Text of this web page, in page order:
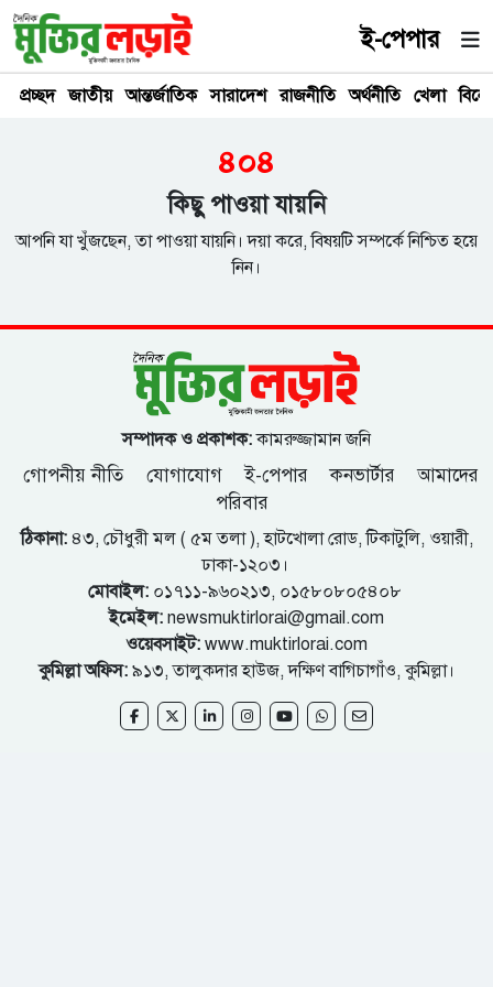
ই-পেপার
প্রচ্ছদ জাতীয় আন্তর্জাতিক সারাদেশ রাজনীতি অর্থনীতি খেলা
৪০৪
কিছু পাওয়া যায়নি
আপনি যা খুঁজছেন, তা পাওয়া যায়নি। দয়া করে, বিষয়টি সম্পর্কে নিশ্চিত হয়ে
নিন।
সম্পাদক ও প্রকাশক:কামরুজ্জামান জনি
গোপনীয় নীতি যোগাযোগ ই-পেপার কনভার্টার
আমাদের
পরিবার
ঠিকানা:৪৩, চৌধুরী মল ( ৫ম তলা ), হাটখোলা রোড, টিকাটুলি, ওয়ারী,
ঢাকা-১২০৩।
মোবাইল:০১৭১১-৯৬০২১৩, ০১৫৮০৮০৫৪০৮
ইমেইল: newsmuktirlorai@gmail.com
ওয়েবসাইট: www.muktirlorai.com
কুমিল্লা অফিস: ৯১৩, তালুকদার হাউজ, দক্ষিণ বাগিচাগাঁও, কুমিল্লা।